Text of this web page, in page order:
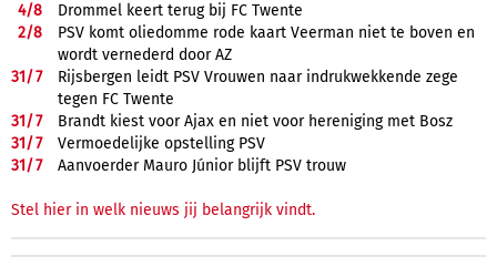
4/8
Drommel keert terug bij FC Twente
2/8
PSV komt oliedomme rode kaart Veerman niet te boven en
wordt vernederd door AZ
31/7
Rijsbergen leidt PSV Vrouwen naar indrukwekkende zege
tegen FC Twente
31/7
Brandt kiest voor Ajax en niet voor hereniging met Bosz
31/7
Vermoedelijke opstelling PSV
31/7 Aanvoerder Mauro Júnior blijft PSV trouw
Stel hier in welk nieuws jij belangrijk vindt.